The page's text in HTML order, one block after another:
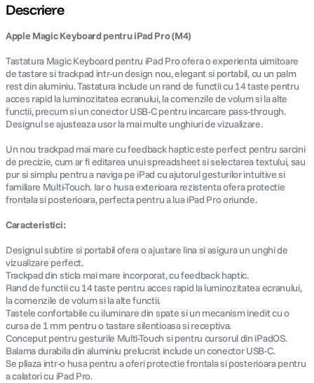
Descriere
Apple Magic Keyboard pentru iPad Pro (M4)
Tastatura Magic Keyboard pentru iPad Pro ofera o experienta uimitoare
de tastare si trackpad intr-un design nou, elegant si portabil, cu un palm
rest din aluminiu. Tastatura include un rand de functii cu 14 taste pentru
acces rapid la luminozitatea ecranului, la comenzile de volum si la alte
functii, precum si un conector USB-C pentru incarcare pass-through.
Designul se ajusteaza usor la mai multe unghiuri de vizualizare.
Un nou trackpad mai mare cu feedback haptic este perfect pentru sarcini
de precizie, cum ar fi editarea unui spreadsheet si selectarea textului, sau
pur si simplu pentru a naviga pe iPad cu ajutorul gesturilor intuitive si
familiare Multi-Touch. Iar o husa exterioara rezistenta ofera protectie
frontala si posterioara, perfecta pentru a lua iPad Pro oriunde.
Caracteristici:
Designul subtire si portabil ofera o ajustare lina si asigura un unghi de
vizualizare perfect.
Trackpad din sticla mai mare incorporat, cu feedback haptic.
Rand de functii cu 14 taste pentru acces rapid la luminozitatea ecranului,
la comenzile de volum si la alte functii.
Tastele confortabile cu iluminare din spate si un mecanism inedit cu o
cursa de 1 mm pentru o tastare silentioasa si receptiva.
Conceput pentru gesturile Multi-Touch si pentru cursorul din iPadOS.
Balama durabila din aluminiu prelucrat include un conector USB-C.
Se pliaza intr-o husa pentru a oferi protectie frontala si posterioara pentru
a calatori cu iPad Pro.